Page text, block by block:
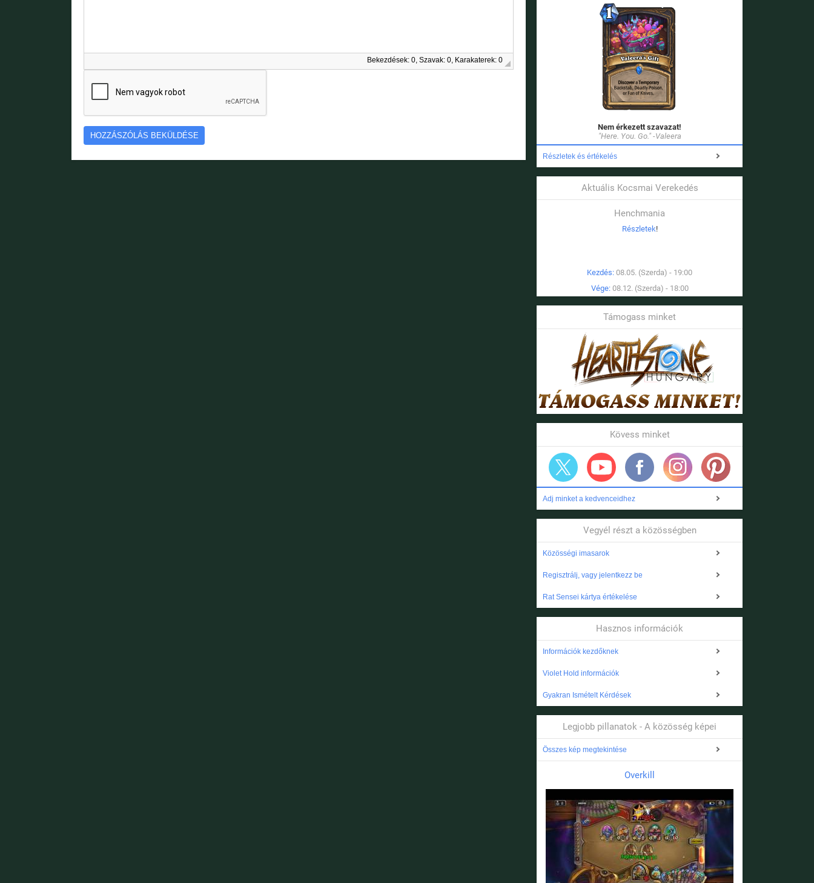
Bekezdések: 0, Szavak: 0, Karakaterek: 0
Nem érkezett szavazat!
"Here. You. Go." -Valeera
Részletek és értékelés
Aktuális Kocsmai Verekedés
Henchmania
Részletek!
Kezdés: 08.05. (Szerda) - 19:00
Vége: 08.12. (Szerda) - 18:00
Támogass minket
Kövess minket
Adj minket a kedvenceidhez
Vegyél részt a közösségben
Közösségi imasarok
Regisztrálj, vagy jelentkezz be
Rat Sensei kártya értékelése
Hasznos információk
Információk kezdőknek
Violet Hold információk
Gyakran Ismételt Kérdések
Legjobb pillanatok - A közösség képei
Összes kép megtekintése
Overkill